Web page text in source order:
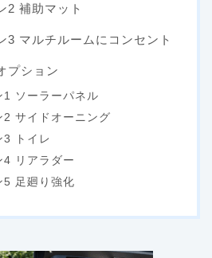
2 補助マット
3 マルチルームにコンセント
プション
1 ソーラーパネル
2 サイドオーニング
3 トイレ
4 リアラダー
5 足廻り強化